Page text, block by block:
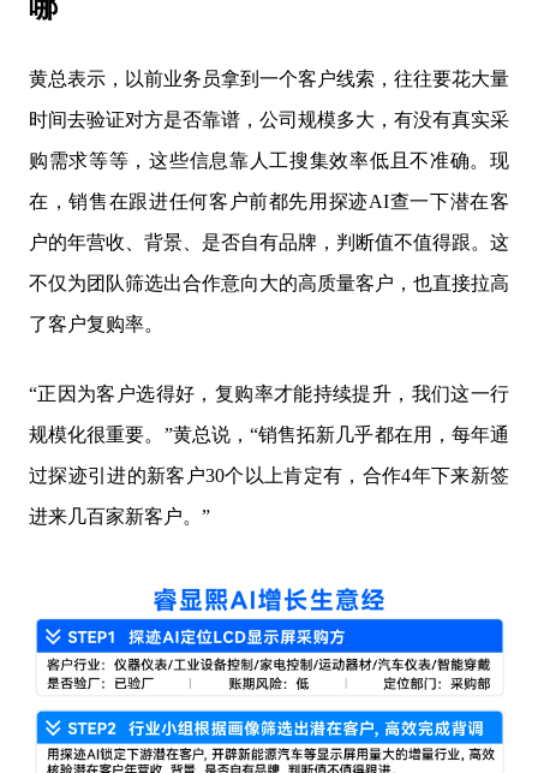
哪
黄总表示，以前业务员拿到一个客户线索，往往要花大量
时间去验证对方是否靠谱，公司规模多大，有没有真实采
购需求等等，这些信息靠人工搜集效率低且不准确。现
在，销售在跟进任何客户前都先用探迹AI查一下潜在客
户的年营收、背景、是否自有品牌，判断值不值得跟。这
不仅为团队筛选出合作意向大的高质量客户，也直接拉高
了客户复购率。
“正因为客户选得好，复购率才能持续提升，我们这一行
规模化很重要。”黄总说，“销售拓新几乎都在用，每年通
过探迹引进的新客户30个以上肯定有，合作4年下来新签
进来几百家新客户。”